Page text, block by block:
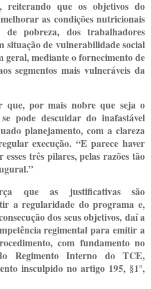
reiterando que os objetivos do
as condições nutricionais
pobreza, dos trabalhadores
situação de vulnerabilidade social
geral, mediante o fornecimento de
segmentos mais vulneráveis da
que, por mais nobre que seja o
pode descuidar do inafastável
planejamento, com a clareza
execução. “E parece haver
três pilares, pelas razões tão
que as justificativas são
a regularidade do programa e,
dos seus objetivos, daí a
regimental para emitir a
com fundamento no
Regimento Interno do TCE,
insculpido no artigo 195, §1°,